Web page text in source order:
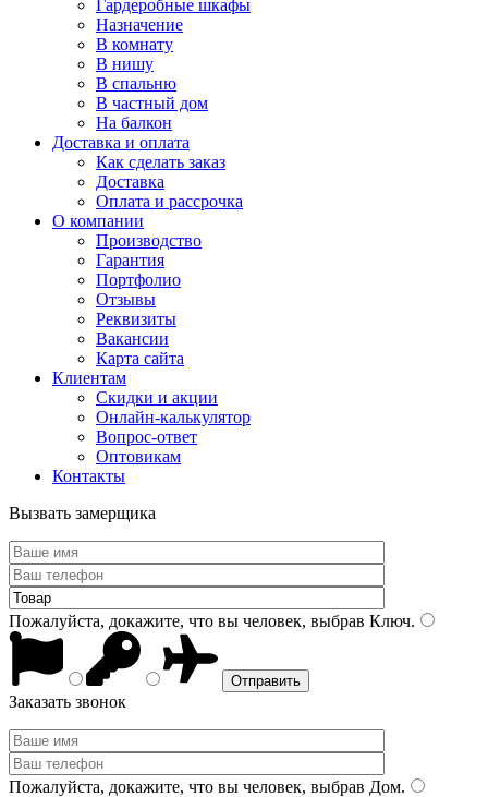
Гардеробные шкафы
Назначение
В комнату
В нишу
В спальню
В частный дом
На балкон
Доставка и оплата
Как сделать заказ
Доставка
Оплата и рассрочка
О компании
Производство
Гарантия
Портфолио
Отзывы
Реквизиты
Вакансии
Карта сайта
Клиентам
Скидки и акции
Онлайн-калькулятор
Вопрос-ответ
Оптовикам
Контакты
Вызвать замерщика
Пожалуйста, докажите, что вы человек, выбрав Ключ.
Заказать звонок
Пожалуйста, докажите, что вы человек, выбрав Дом.